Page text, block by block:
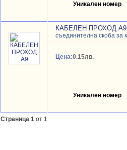
Уникален номер
КАБЕЛЕН ПРОХОД A9
съединителна скоба за
Цена:0.15лв.
Уникален номер
Страница 1 от 1